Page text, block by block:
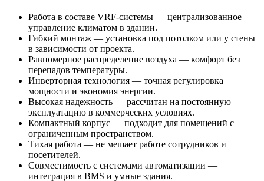
Работа в составе VRF-системы — централизованное
управление климатом в здании.
Гибкий монтаж — установка под потолком или у стены
в зависимости от проекта.
Равномерное распределение воздуха — комфорт без
перепадов температуры.
Инверторная технология — точная регулировка
мощности и экономия энергии.
Высокая надежность — рассчитан на постоянную
эксплуатацию в коммерческих условиях.
Компактный корпус — подходит для помещений с
ограниченным пространством.
Тихая работа — не мешает работе сотрудников и
посетителей.
Совместимость с системами автоматизации —
интеграция в BMS и умные здания.